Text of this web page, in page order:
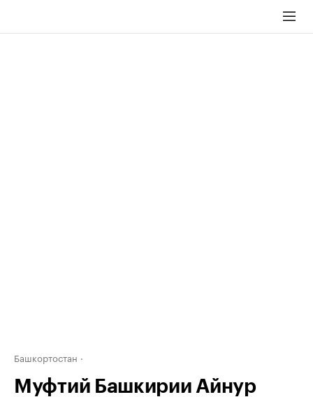
Башкортостан
Муфтий Башкирии Айнур